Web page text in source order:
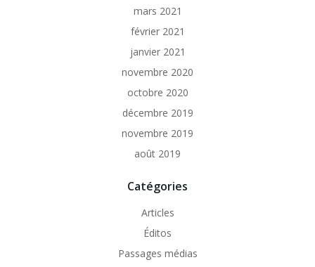
mars 2021
février 2021
janvier 2021
novembre 2020
octobre 2020
décembre 2019
novembre 2019
août 2019
Catégories
Articles
Éditos
Passages médias